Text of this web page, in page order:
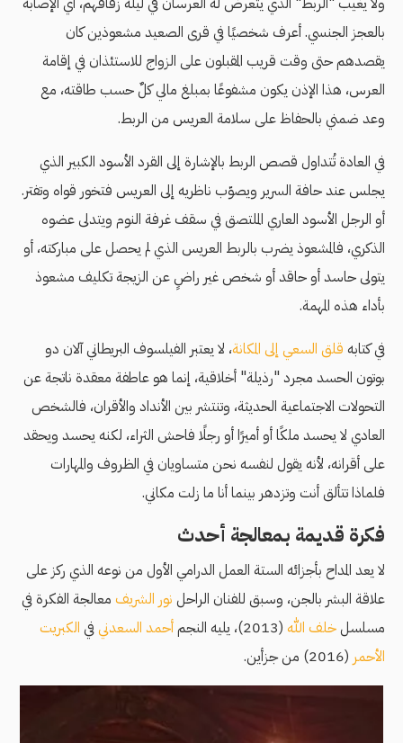
بالعجز الجنسي. أعرف شخصيًا في قرى الصعيد مشعوذين كان
يقصدهم حتى وقت قريب المقبلون على الزواج للاستئذان في إقامة
العرس، هذا الإذن يكون مشفوعًا بمبلغ مالي كلٌ حسب طاقته، مع
وعد ضمني بالحفاظ على سلامة العريس من الربط.
في العادة تُتداول قصص الربط بالإشارة إلى القرد الأسود الكبير الذي
يجلس عند حافة السرير ويصوّب ناظريه إلى العريس فتخور قواه وتفتر.
أو الرجل الأسود العاري الملتصق في سقف غرفة النوم ويتدلى عضوه
الذكري، فالمشعوذ يضرب بالربط العريس الذي لم يحصل على مباركته، أو
يتولى حاسد أو حاقد أو شخص غير راضٍ عن الزيجة تكليف مشعوذ
بأداء هذه المهمة.
في كتابه قلق السعي إلى المكانة، لا يعتبر الفيلسوف البريطاني آلان دو
بوتون الحسد مجرد "رذيلة" أخلاقية، إنما هو عاطفة معقدة ناتجة عن
التحولات الاجتماعية الحديثة، وتنتشر بين الأنداد والأقران، فالشخص
العادي لا يحسد ملكًا أو أميرًا أو رجلًا فاحش الثراء، لكنه يحسد ويحقد
على أقرانه، لأنه يقول لنفسه نحن متساويان في الظروف والمهارات
فلماذا تتألق أنت وتزدهر بينما أنا ما زلت مكاني.
فكرة قديمة بمعالجة أحدث
لا يعد المداح بأجزائه الستة العمل الدرامي الأول من نوعه الذي ركز على
علاقة البشر بالجن، وسبق للفنان الراحل نور الشريف معالجة الفكرة في
مسلسلخلف الله (2013)، يليه النجم أحمد السعدنيفي الكبريت
الأحمر (2016) من جزأين.